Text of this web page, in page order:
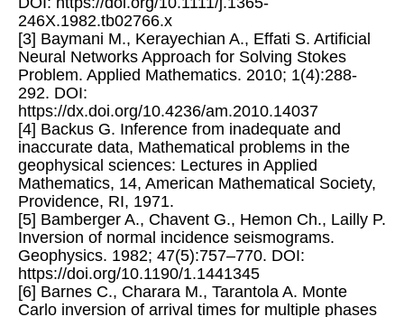
246X.1982.tb02766.x
[3] Baymani M., Kerayechian A., Effati S. Artificial
Neural Networks Approach for Solving Stokes
Problem. Applied Mathematics. 2010; 1(4):288-
292. DOI:
https://dx.doi.org/10.4236/am.2010.14037
[4] Backus G. Inference from inadequate and
inaccurate data, Mathematical problems in the
geophysical sciences: Lectures in Applied
Mathematics, 14, American Mathematical Society,
Providence, RI, 1971.
[5] Bamberger A., Chavent G., Hemon Ch., Lailly P.
Inversion of normal incidence seismograms.
Geophysics. 1982; 47(5):757–770. DOI:
https://doi.org/10.1190/1.1441345
[6] Barnes C., Charara M., Tarantola A. Monte
Carlo inversion of arrival times for multiple phases